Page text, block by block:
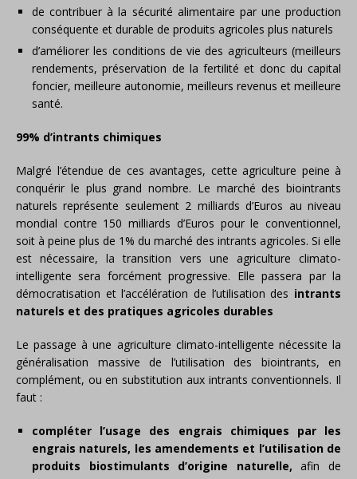
de contribuer à la sécurité alimentaire par une production
conséquente et durable de produits agricoles plus naturels
d’améliorer les conditions de vie des agriculteurs (meilleurs
rendements, préservation de la fertilité et donc du capital
foncier, meilleure autonomie, meilleurs revenus et meilleure
santé.
99% d’intrants chimiques
Malgré l’étendue de ces avantages, cette agriculture peine à
conquérir le plus grand nombre. Le marché des biointrants
naturels représente seulement 2 milliards d’Euros au niveau
mondial contre 150 milliards d’Euros pour le conventionnel,
soit à peine plus de 1% du marché des intrants agricoles. Si elle
est nécessaire, la transition vers une agriculture climato-
intelligente sera forcément progressive. Elle passera par la
démocratisation et l’accélération de l’utilisation des intrants
naturels et des pratiques agricoles durables
Le passage à une agriculture climato-intelligente nécessite la
généralisation massive de l’utilisation des biointrants, en
complément, ou en substitution aux intrants conventionnels. Il
faut :
compléter l’usage des engrais chimiques par les
engrais naturels, les amendements et l’utilisation de
produits biostimulants d’origine naturelle,afin de